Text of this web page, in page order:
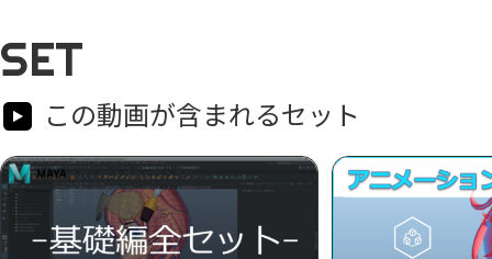
SET
この動画が含まれるセット